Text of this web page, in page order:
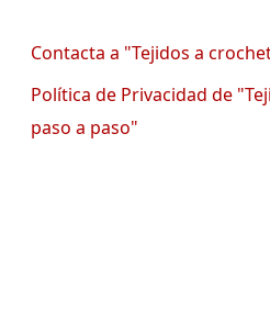
Contacta a "Tejidos a
Política de Privacidad de
paso a paso"